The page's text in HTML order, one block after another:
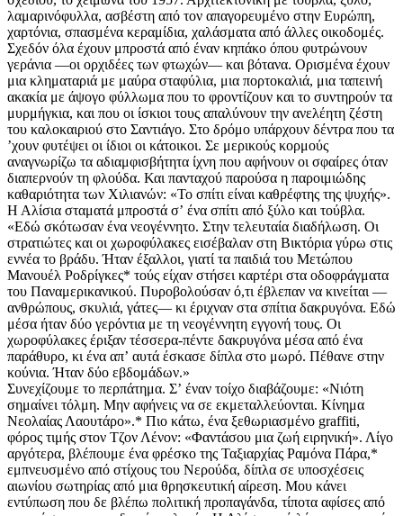
λαμαρινόφυλλα, ασβέστη από τον απαγορευμένο στην Ευρώπη,
χαρτόνια, σπασμένα κεραμίδια, χαλάσματα από άλλες οικοδομές.
Σχεδόν όλα έχουν μπροστά από έναν κηπάκο όπου φυτρώνουν
γεράνια —οι ορχιδέες των φτωχών— και βότανα. Ορισμένα έχουν
μια κληματαριά με μαύρα σταφύλια, μια πορτοκαλιά, μια ταπεινή
ακακία με άψογο φύλλωμα που το φροντίζουν και το συντηρούν τα
μυρμήγκια, και που οι ίσκιοι τους απαλύνουν την ανελέητη ζέστη
του καλοκαιριού στο Σαντιάγο. Στο δρόμο υπάρχουν δέντρα που τα
ʼχουν φυτέψει οι ίδιοι οι κάτοικοι. Σε μερικούς κορμούς
αναγνωρίζω τα αδιαμφισβήτητα ίχνη που αφήνουν οι σφαίρες όταν
διαπερνούν τη φλούδα. Και πανταχού παρούσα η παροιμιώδης
καθαριότητα των Χιλιανών: «Το σπίτι είναι καθρέφτης της ψυχής».
Η Αλίσια σταματά μπροστά σʼ ένα σπίτι από ξύλο και τούβλα.
«Εδώ σκότωσαν ένα νεογέννητο. Στην τελευταία διαδήλωση. Οι
στρατιώτες και οι χωροφύλακες εισέβαλαν στη Βικτόρια γύρω στις
εννέα το βράδυ. Ήταν έξαλλοι, γιατί τα παιδιά του Μετώπου
Μανουέλ Ροδρίγκες* τούς είχαν στήσει καρτέρι στα οδοφράγματα
του Παναμερικανικού. Πυροβολούσαν ό,τι έβλεπαν να κινείται —
ανθρώπους, σκυλιά, γάτες— κι έριχναν στα σπίτια δακρυγόνα. Εδώ
μέσα ήταν δύο γερόντια με τη νεογέννητη εγγονή τους. Οι
χωροφύλακες έριξαν τέσσερα-πέντε δακρυγόνα μέσα από ένα
παράθυρο, κι ένα απʼ αυτά έσκασε δίπλα στο μωρό. Πέθανε στην
κούνια. Ήταν δύο εβδομάδων.»
Συνεχίζουμε το περπάτημα. Σʼ έναν τοίχο διαβάζουμε: «Νιότη
σημαίνει τόλμη. Μην αφήνεις να σε εκμεταλλεύονται. Κίνημα
Νεολαίας Λαουτάρο».* Πιο κάτω, ένα ξεθωριασμένο graffiti,
φόρος τιμής στον Τζον Λένον: «Φαντάσου μια ζωή ειρηνική». Λίγο
αργότερα, βλέπουμε ένα φρέσκο της Ταξιαρχίας Ραμόνα Πάρα,*
εμπνευσμένο από στίχους του Νερούδα, δίπλα σε υποσχέσεις
αιωνίου σωτηρίας από μια θρησκευτική αίρεση. Μου κάνει
εντύπωση που δε βλέπω πολιτική προπαγάνδα, τίποτα αφίσες από